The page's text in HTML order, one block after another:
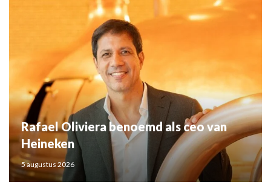
Rafael Oliviera benoemd als ceo van
Heineken
5 augustus 2026